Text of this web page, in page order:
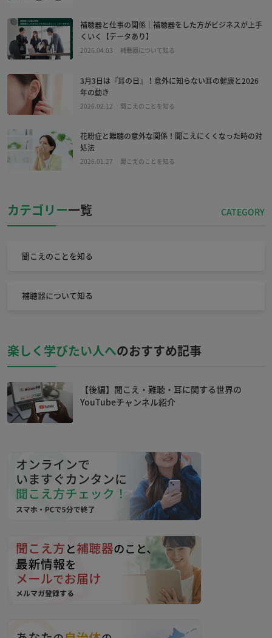
補聴器と仕事の関係｜補聴器をした方がビジネスが上手
くいく【データあり】
2026.04.03 補聴器について知る
3月3日は『耳の日』！意外に知らない耳の健康と2026
年の動き
2026.02.12 聞こえのことを知る
花粉症と難聴の意外な関係！聞こえにくくなった時の対
処法
2026.01.27 聞こえのことを知る
カテゴリー一覧
聞こえのことを知る
補聴器について知る
楽しく学びたい人へのおすすめ記事
【後編】聞こえ・難聴・耳に関する世界の
YouTubeチャンネル紹介